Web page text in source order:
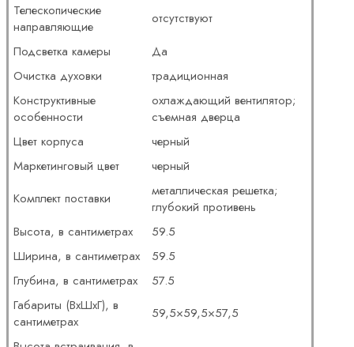
Телескопические
направляющие
отсутствуют
Подсветка камеры
Да
Очистка духовки
традиционная
Конструктивные
особенности
охлаждающий вентилятор;
съемная дверца
Цвет корпуса
черный
Маркетинговый цвет
черный
Комплект поставки
металлическая решетка;
глубокий противень
Высота, в сантиметрах
59.5
Ширина, в сантиметрах
59.5
Глубина, в сантиметрах
57.5
Габариты (ВxШxГ), в
сантиметрах
59,5×59,5×57,5